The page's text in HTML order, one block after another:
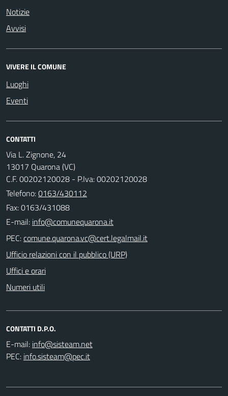
Notizie
Avvisi
VIVERE IL COMUNE
Luoghi
Eventi
CONTATTI
Via L. Zignone, 24
13017 Quarona (VC)
C.F. 00202120028 - P.Iva: 00202120028
Telefono:0163/430112
Fax: 0163/431088
E-mail:
PEC:
Ufficio relazioni con il pubblico (URP)
Uffici e orari
Numeri utili
CONTATTI D.P.O.
E-mail:
PEC: